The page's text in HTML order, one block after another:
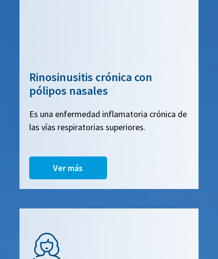
Rinosinusitis crónica con
pólipos nasales
Es una enfermedad inflamatoria crónica de
las vías respiratorias superiores.
Ver más